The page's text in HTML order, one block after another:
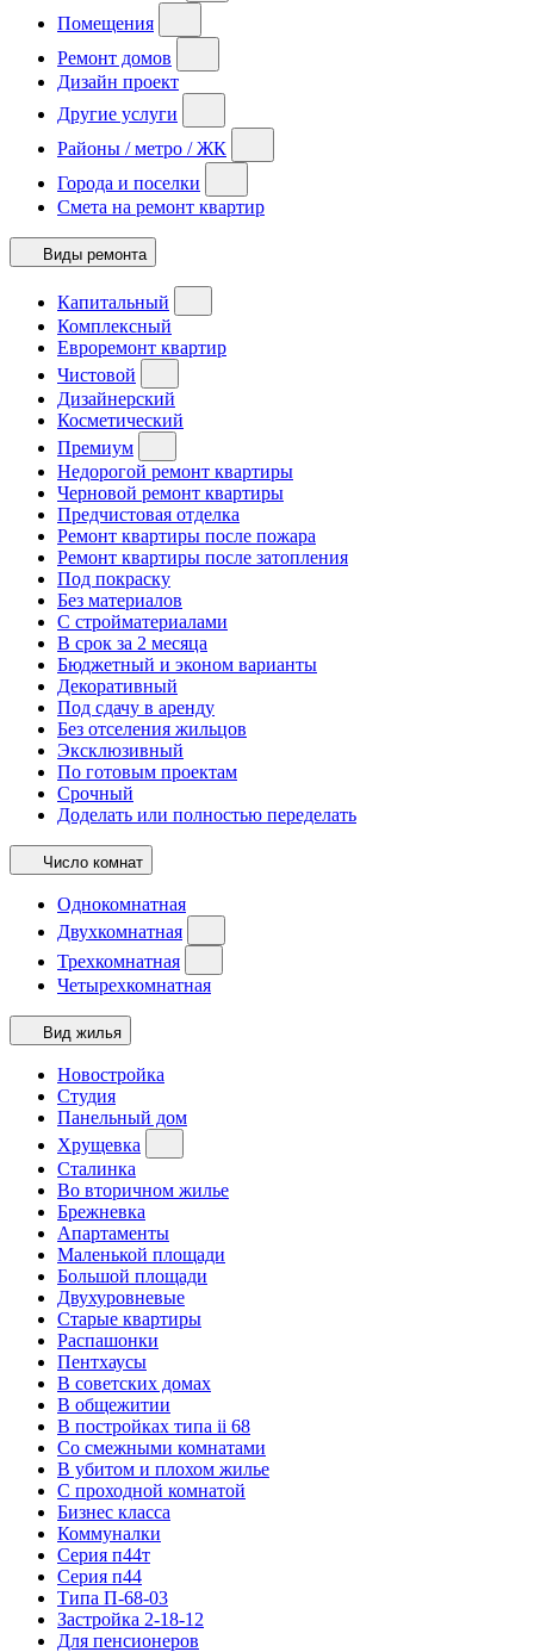
Помещения
Ремонт домов
Дизайн проект
Другие услуги
Районы / метро / ЖК
Города и поселки
Смета на ремонт квартир
Виды ремонта
Капитальный
Комплексный
Евроремонт квартир
Чистовой
Дизайнерский
Косметический
Премиум
Недорогой ремонт квартиры
Черновой ремонт квартиры
Предчистовая отделка
Ремонт квартиры после пожара
Ремонт квартиры после затопления
Под покраску
Без материалов
С стройматериалами
В срок за 2 месяца
Бюджетный и эконом варианты
Декоративный
Под сдачу в аренду
Без отселения жильцов
Эксклюзивный
По готовым проектам
Срочный
Доделать или полностью переделать
Число комнат
Однокомнатная
Двухкомнатная
Трехкомнатная
Четырехкомнатная
Вид жилья
Новостройка
Студия
Панельный дом
Хрущевка
Сталинка
Во вторичном жилье
Брежневка
Апартаменты
Маленькой площади
Большой площади
Двухуровневые
Старые квартиры
Распашонки
Пентхаусы
В советских домах
В общежитии
В постройках типа ii 68
Со смежными комнатами
В убитом и плохом жилье
С проходной комнатой
Бизнес класса
Коммуналки
Серия п44т
Серия п44
Типа П-68-03
Застройка 2-18-12
Для пенсионеров